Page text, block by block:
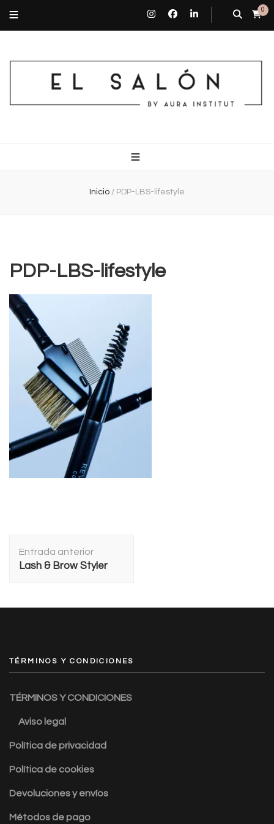
0
Inicio / PDP-LBS-lifestyle
PDP-LBS-lifestyle
de
entradas
Entrada anterior
Lash & Brow Styler
TÉRMINOS Y CONDICIONES
TÉRMINOS Y CONDICIONES
Aviso legal
Política de privacidad
Política de cookies
Devoluciones y envíos
Métodos de pago